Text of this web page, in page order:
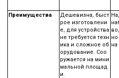
Преимущества
Дешевизна, быст
рое изготовлени
е, для устройства
не требуется техн
ика и сложное об
орудование. Соо
ружается на мини
мальной площад
и.
на